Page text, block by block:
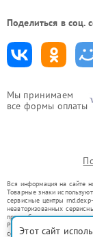
Мы принимаем
все формы оплаты
Поделиться в соц.
Вся информация на сайте
Товарные знаки
сервисные центры
неавторизованных
правообладателями
Ремонт осуществляется
со статьей 1487 ГК РФ.
Этот сайт